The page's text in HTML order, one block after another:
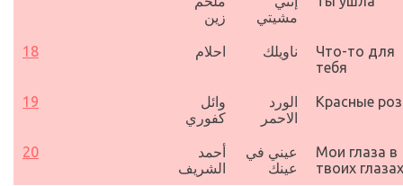
زين
مشيتي
18 احلام ناويلك
Что-то для
тебя
19
وائل
كفوري
الورد
الاحمر
Красные
20
أحمد
الشريف
عيني في
عينك
Мои глаза в
твоих глазах